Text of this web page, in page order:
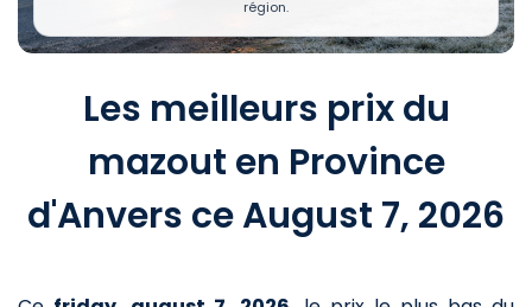
région.
Les meilleurs prix du
mazout en Province
d'Anvers ce August 7, 2026